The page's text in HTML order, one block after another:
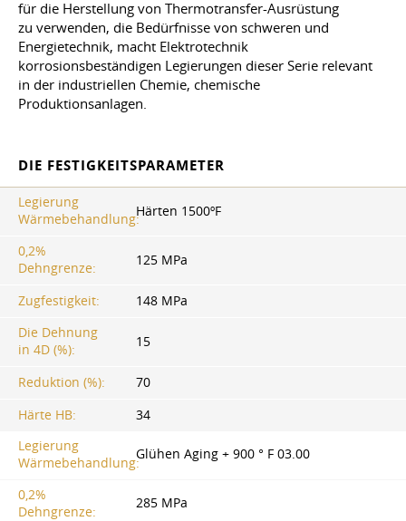
für die Herstellung von Thermotransfer-Ausrüstung
zu verwenden, die Bedürfnisse von schweren und
Energietechnik, macht Elektrotechnik
korrosionsbeständigen Legierungen dieser Serie relevant
in der industriellen Chemie, chemische
Produktionsanlagen.
DIE FESTIGKEITSPARAMETER
Legierung
Wärmebehandlung:
Härten 1500ºF
0,2%
Dehngrenze:
125 MPa
Zugfestigkeit:
148 MPa
Die Dehnung
in 4D (%):
15
Reduktion (%):
70
Härte HB:
34
Legierung
Wärmebehandlung:
Glühen Aging + 900 ° F 03.00
0,2%
Dehngrenze:
285 MPa